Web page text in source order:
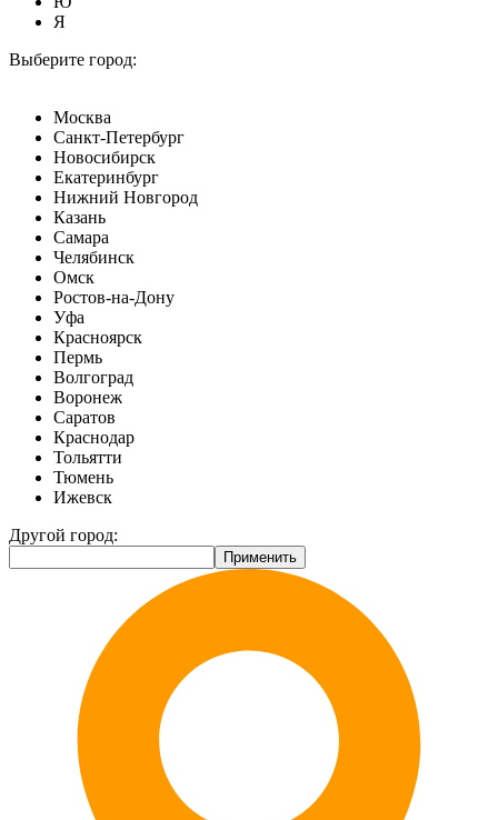
Я
Выберите город:
Москва
Санкт-Петербург
Новосибирск
Екатеринбург
Нижний Новгород
Казань
Самара
Челябинск
Омск
Ростов-на-Дону
Уфа
Красноярск
Пермь
Волгоград
Воронеж
Саратов
Краснодар
Тольятти
Тюмень
Ижевск
Другой город: